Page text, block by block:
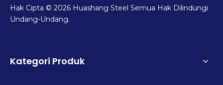
Hak Cipta © 2026 Huashang Steel Semua Hak Dilindungi
Undang-Undang.
Kategori Produk